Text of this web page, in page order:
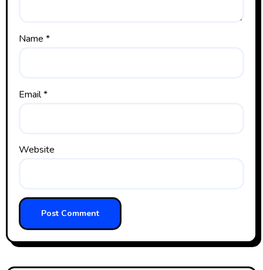
Name *
Email*
Website